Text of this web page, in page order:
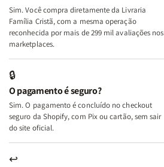
Deus
+
A
Mulher
Lar
+
A
Lar
Sim. Você compra diretamente da Livraria
Família Cristã, com a mesma operação
reconhecida por mais de 299 mil avaliações nos
marketplaces.
🔒
O pagamento é seguro?
Sim. O pagamento é concluído no checkout
seguro da Shopify, com Pix ou cartão, sem sair
do site oficial.
↩